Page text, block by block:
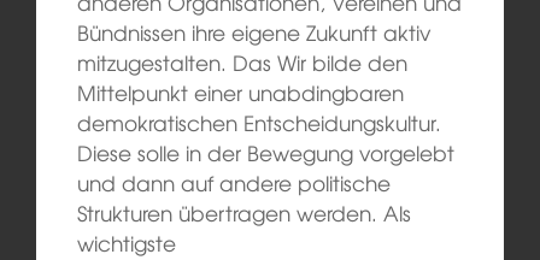
Bündnissen ihre eigene Zukunft aktiv
mitzugestalten. Das Wir bilde den
Mittelpunkt einer unabdingbaren
demokratischen Entscheidungskultur.
Diese solle in der Bewegung vorgelebt
und dann auf andere politische
Strukturen übertragen werden. Als
wichtigste